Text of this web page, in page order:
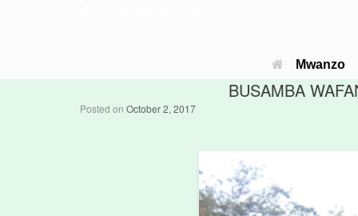
Mwanzo
BUSAMBA
Posted on October 2, 2017